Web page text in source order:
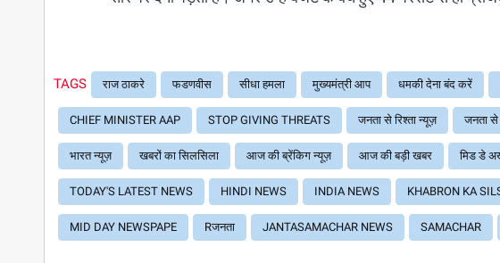
TAGS राज ठाकरे फडणवीस सीधा हमला मुख्यमंत्री आप धमकी देना बंद करें
CHIEF MINISTER AAP STOP GIVING THREATS जनता से रिश्ता न्यूज़ जनता से
भारत न्यूज़ खबरों का सिलसिला आज की ब्रेंकिग न्यूज़ आज की बड़ी खबर मिड डे
TODAY'S LATEST NEWS HINDI NEWS INDIA NEWS KHABRON KA
MID DAY NEWSPAPE Rजनता JANTASAMACHAR NEWS SAMACHAR